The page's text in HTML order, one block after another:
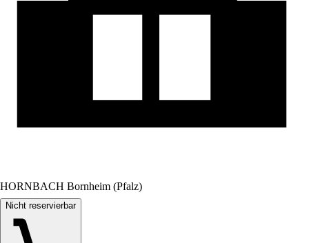
HORNBACH Bornheim (Pfalz)
Nicht reservierbar